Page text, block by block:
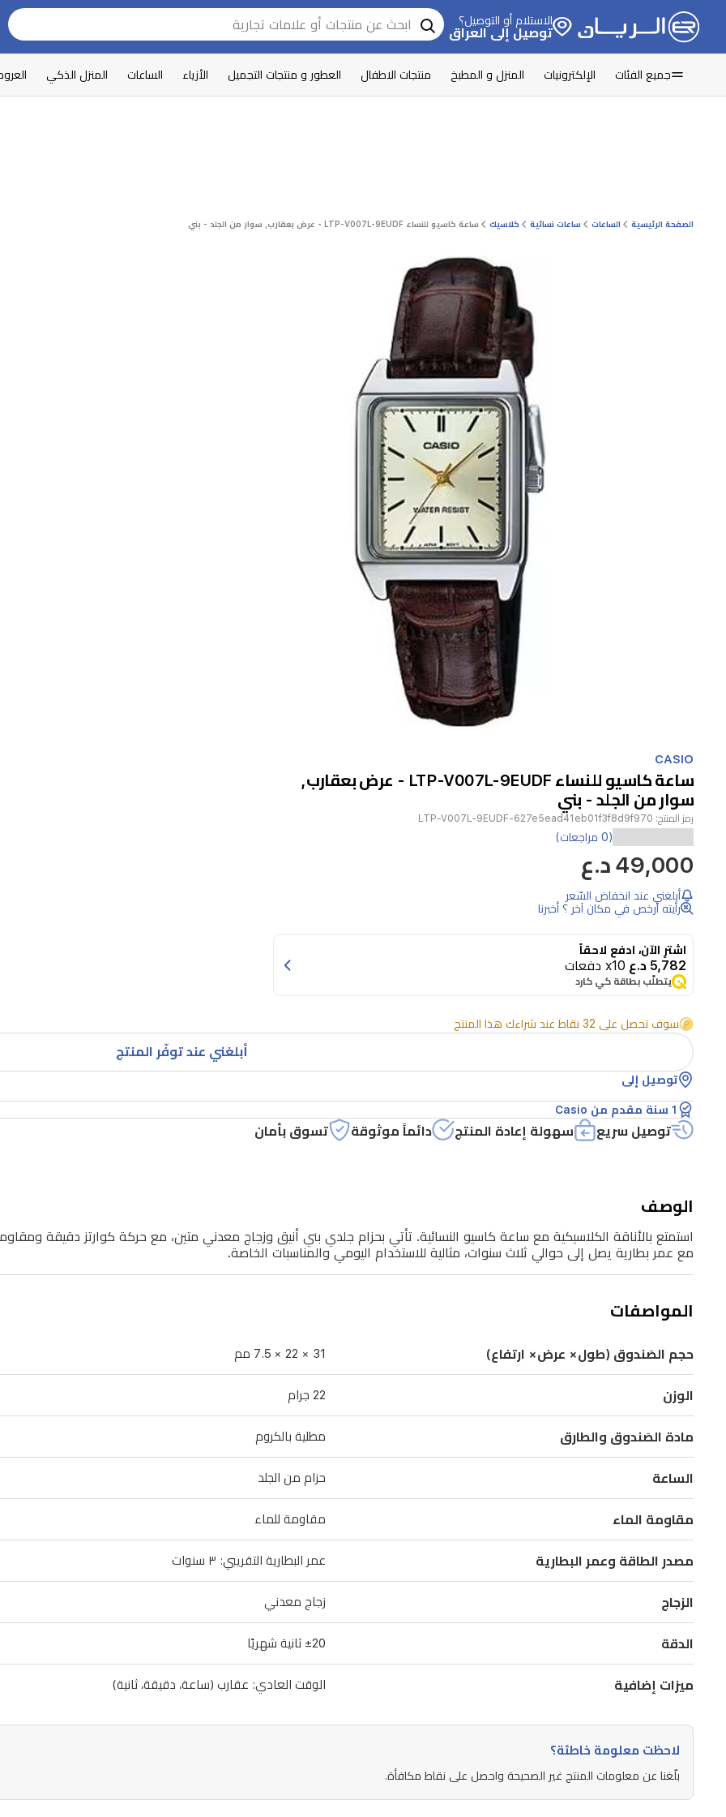
الاستلام أو التوصيل؟
توصيل إلى العراق
جميع الفئات الإلكترونيات المنزل و المطبخ منتجات الاطفال العطور و منتجات التجميل الأزياء الساعات المنزل الذكي
الصفحة الرئيسية الساعات ساعات نسائية كلاسيك ساعة كاسيو للنساء LTP-V007L-9EUDF - عرض بعقارب, سوار من الجلد - بني
1
1
CASIO
ساعة كاسيو للنساء LTP-V007L-9EUDF - عرض بعقارب,
سوار من الجلد - بني
رمز المنتج: LTP-V007L-9EUDF-627e5ead41eb01f3f8d9f970
بالأناقة
الكلاسيكية
مع
كاسيو
النسائية.
بحزام
جلدي
بني
أنيق
وزجاج
مع
كوارتز
دقيقة
للماء.
بين
الجودة
والستايل
الرفيع،
موثوقًا
مع
عمر
يصل
إلى
حوالي
ثلاث
اليومي
(0 مراجعات)
49,000 د.ع
أبلغني عند انخفاض السّعر
رأيته أرخص في مكان آخر ؟ أخبرنا
اشترِ الآن، ادفع لاحقاً
5,782 د.ع x10 دفعات
يتطلّب بطاقة كي كارد
سوف تحصل على 32 نقاط عند شراءك هذا المنتج
أبلغني عند توفّر المنتج
توصيل إلى
1 سنة مقدم من Casio
توصيل سريع سهولة إعادة المنتج دائماً موثوقة تسوق بأمان
الوصف
استمتع بالأناقة الكلاسيكية مع ساعة كاسيو النسائية. تأتي بحزام جلدي بني أنيق وزجاج معدني متين، مع حركة كوارتز دقيقة
مع عمر بطارية يصل إلى حوالي ثلاث سنوات، مثالية للاستخدام اليومي والمناسبات الخاصة.
المواصفات
حجم الصَندوق (طول× عرض× ارتفاع) 31 × 22 × 7.5 مم
الوزن 22 جرام
مادة الصَندوق والطارق مطلية بالكروم
الساعة حزام من الجلد
مقاومة الماء مقاومة للماء
مصدر الطاقة وعمر البطارية عمر البطارية التقريبي: ٣ سنوات
الزجاج زجاج معدني
الدقة ±20 ثانية شهريًا
ميزات إضافية الوقت العادي: عقارب (ساعة، دقيقة، ثانية)
لاحظت معلومة خاطئة؟
بلّغنا عن معلومات المنتج غير الصحيحة واحصل على نقاط مكافأة.